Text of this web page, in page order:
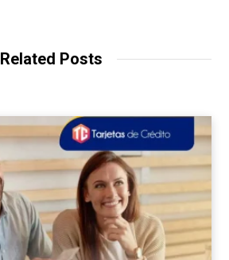
Related Posts